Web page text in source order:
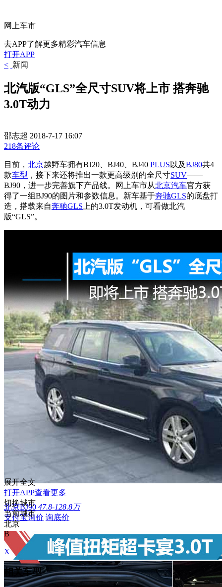
网上车市
去APP了解更多精彩汽车信息
打开APP
< 新闻
北汽版“GLS”全尺寸SUV将上市 搭奔驰
3.0T动力
邵志超 2018-7-17 16:07
218条评论
目前， 北京越野车拥有BJ20、BJ40、BJ40 PLUS 以及BJ80共4
款车型 ，接下来还将推出一款更高级别的全尺寸SUV——
BJ90，进一步完善旗下产品线。网上车市从北京汽车官方获
得了一组BJ90的图片和参数信息。新车基于奔驰GLS的底盘打
造，搭载来自奔驰GLS 上的3.0T发动机，可看做北汽
版“GLS”。
北京BJ90 47.8-128.8万
支付宝询价 询底价
展开全文
打开APP查看更多
切换城市
当前城市
北京
B
X
相关车型